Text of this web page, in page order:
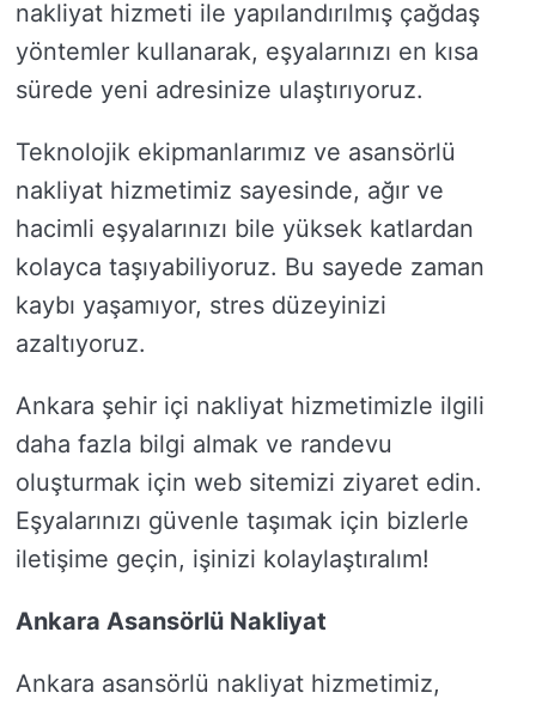
nakliyat hizmeti ile yapılandırılmış çağdaş
yöntemler kullanarak, eşyalarınızı en kısa
sürede yeni adresinize ulaştırıyoruz.
Teknolojik ekipmanlarımız ve asansörlü
nakliyat hizmetimiz sayesinde, ağır ve
hacimli eşyalarınızı bile yüksek katlardan
kolayca taşıyabiliyoruz. Bu sayede zaman
kaybı yaşamıyor, stres düzeyinizi
azaltıyoruz.
Ankara şehir içi nakliyat hizmetimizle ilgili
daha fazla bilgi almak ve randevu
oluşturmak için web sitemizi ziyaret edin.
Eşyalarınızı güvenle taşımak için bizlerle
iletişime geçin, işinizi kolaylaştıralım!
Ankara Asansörlü Nakliyat
Ankara asansörlü nakliyat hizmetimiz,